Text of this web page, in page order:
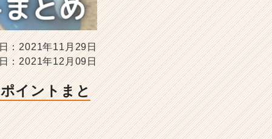
：2021年11月29日
：2021年12月09日
イントまと